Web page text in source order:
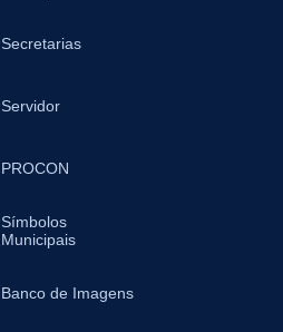
Secretarias
Servidor
PROCON
Símbolos
Municipais
Banco de Imagens